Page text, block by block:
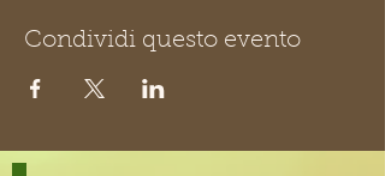
Condividi questo evento